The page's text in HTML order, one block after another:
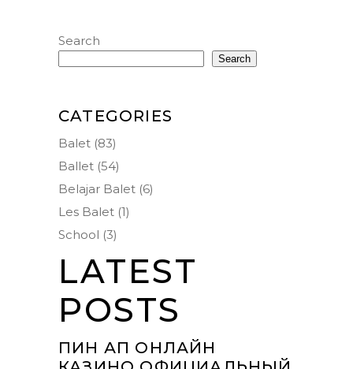
Search
Search
CATEGORIES
Balet (83)
Ballet (54)
Belajar Balet (6)
Les Balet (1)
School (3)
LATEST
POSTS
ПИН АП ОНЛАЙН